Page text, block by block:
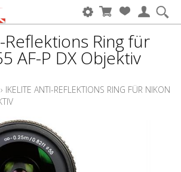
Ring für
AF-P DX Objektiv
› IKELITE ANTI-REFLEKTIONS RING FÜR NIKON